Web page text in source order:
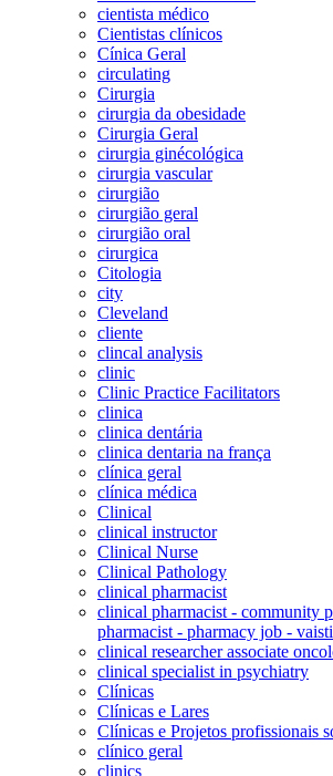
cientista médico
Cientistas clínicos
Cínica Geral
circulating
Cirurgia
cirurgia da obesidade
Cirurgia Geral
cirurgia ginécológica
cirurgia vascular
cirurgião
cirurgião geral
cirurgião oral
cirurgica
Citologia
city
Cleveland
cliente
clincal analysis
clinic
Clinic Practice Facilitators
clinica
clinica dentária
clinica dentaria na frança
clínica geral
clínica médica
Clinical
clinical instructor
Clinical Nurse
Clinical Pathology
clinical pharmacist
clinical pharmacist - community
pharmacist - pharmacy job -
clinical researcher associate
clinical specialist in psychiatry
Clínicas
Clínicas e Lares
Clínicas e Projetos profissionais
clínico geral
clinics